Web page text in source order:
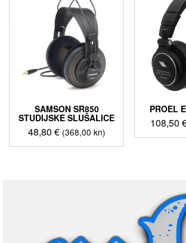
SAMSON SR850
STUDIJSKE SLUŠALICE
48,80 € (368,00 kn)
PROEL
108,50